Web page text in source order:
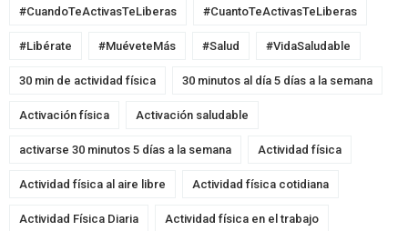
#CuandoTeActivasTeLiberas #CuantoTeActivasTeLiberas
#Libérate #MuéveteMás #Salud #VidaSaludable
30 min de actividad física 30 minutos al día 5 días a la semana
Activación física Activación saludable
activarse 30 minutos 5 días a la semana Actividad física
Actividad física al aire libre Actividad física cotidiana
Actividad Física Diaria Actividad física en el trabajo